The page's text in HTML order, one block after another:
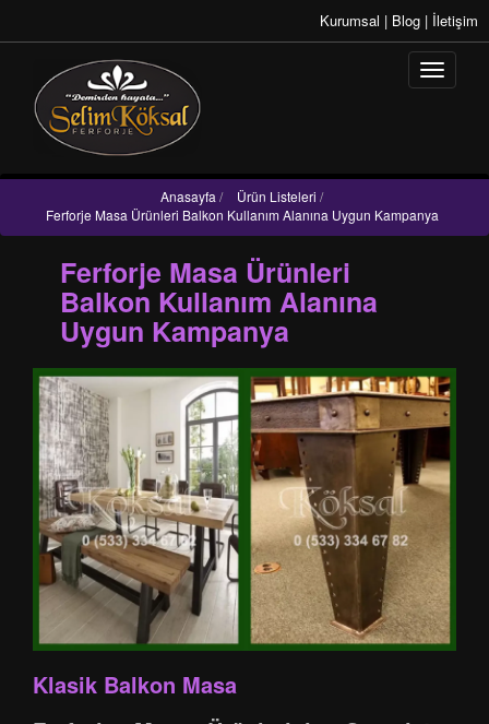
Kurumsal | Blog | İletişim
Anasayfa / Ürün Listeleri /
Ferforje Masa Ürünleri Balkon Kullanım Alanına Uygun Kampanya
Ferforje Masa Ürünleri
Balkon Kullanım Alanına
Uygun Kampanya
Klasik Balkon Masa